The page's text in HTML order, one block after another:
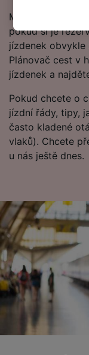
Můžete ušetřit
pokud si je
jízdenek obvykle
Plánovač cest v
jízdenek a
Pokud chcete o
jízdní řády, tipy,
často kladené
vlaků). Chcete
u nás ještě dnes.
browsing
track you.
We and our
Use precise
device
and/or
advertising
audience
List of